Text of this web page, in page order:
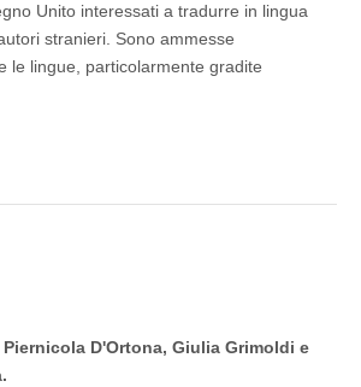
Unito interessati a tradurre in lingua
stranieri. Sono ammesse
le lingue, particolarmente gradite
D'Ortona, Giulia Grimoldi e